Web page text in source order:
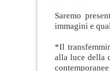
Saremo
immagini e
*Il
alla luce della